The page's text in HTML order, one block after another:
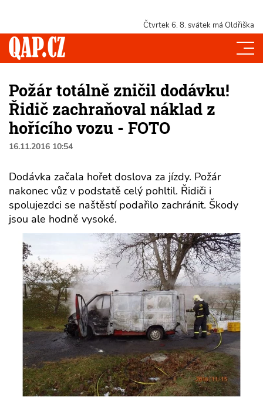
Čtvrtek 6. 8. svátek má Oldřiška
Požár totálně zničil dodávku!
Řidič zachraňoval náklad z
hořícího vozu - FOTO
16.11.2016 10:54
Dodávka začala hořet doslova za jízdy. Požár
nakonec vůz v podstatě celý pohltil. Řidiči i
spolujezdci se naštěstí podařilo zachránit. Škody
jsou ale hodně vysoké.